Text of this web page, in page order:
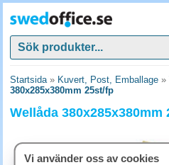
Startsida» Kuvert, Post, Emballage »
380x285x380mm 25st/fp
Wellåda 380x285x380mm
Vi använder oss av cookies